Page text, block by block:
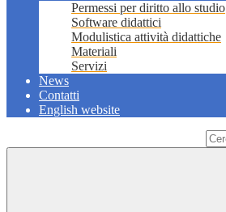
Permessi per diritto allo studio
Software didattici
Modulistica attività didattiche
Materiali
Servizi
News
Contatti
English website